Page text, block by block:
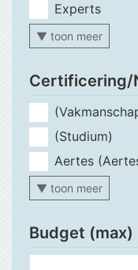
Experts
▼ toon meer
Certificering/
(Studium)
Aertes
▼ toon meer
Budget (max)